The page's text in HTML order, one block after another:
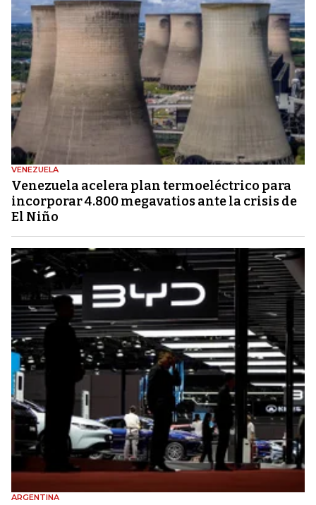
VENEZUELA
Venezuela acelera plan termoeléctrico para
incorporar 4.800 megavatios ante la crisis de
El Niño
ARGENTINA